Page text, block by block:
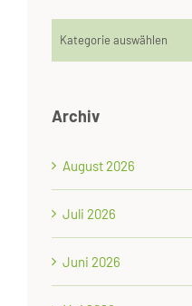
Kategorien
Archiv
August 2026
Juli 2026
Juni 2026